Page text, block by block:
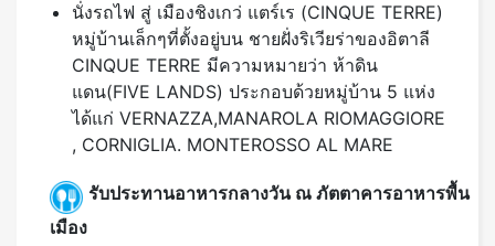
นั่งรถไฟ สู่ เมืองชิงเกว่ แตร์เร (CINQUE TERRE)
หมู่บ้านเล็กๆที่ตั้งอยู่บน ชายฝั่งริเวียร่าของอิตาลี
CINQUE TERRE มีความหมายว่า ห้าดิน
แดน(FIVE LANDS) ประกอบด้วยหมู่บ้าน 5 แห่ง
ได้แก่ VERNAZZA,MANAROLA RIOMAGGIORE
, CORNIGLIA. MONTEROSSO AL MARE
รับประทานอาหารกลางวัน ณ ภัตตาคารอาหารพื้น
เมือง